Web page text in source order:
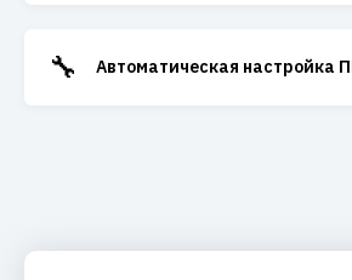
🔧 Автоматическая настройка